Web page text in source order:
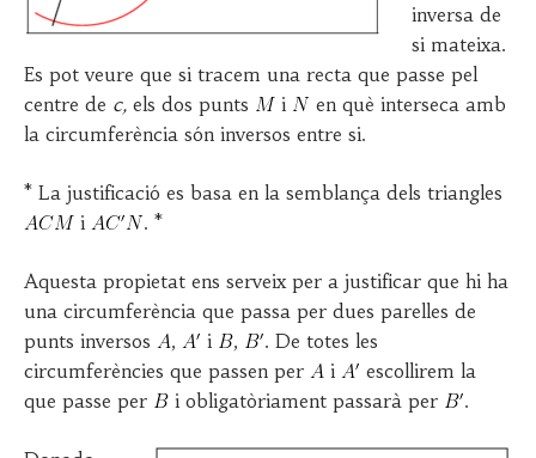
inversa de
si mateixa.
Es pot veure que si tracem una recta que passe pel
centre de c, els dos punts i
en què interseca amb
la circumferència són inversos entre si.
* La justificació es basa en la semblança dels triangles
i
. *
Aquesta propietat ens serveix per a justificar que hi ha
una circumferència que passa per dues parelles de
punts inversos
, i ,
. De totes les
circumferències que passen per
i
escollirem la
que passe per
i obligatòriament passarà per .